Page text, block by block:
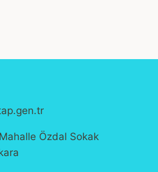
Özdal Sokak